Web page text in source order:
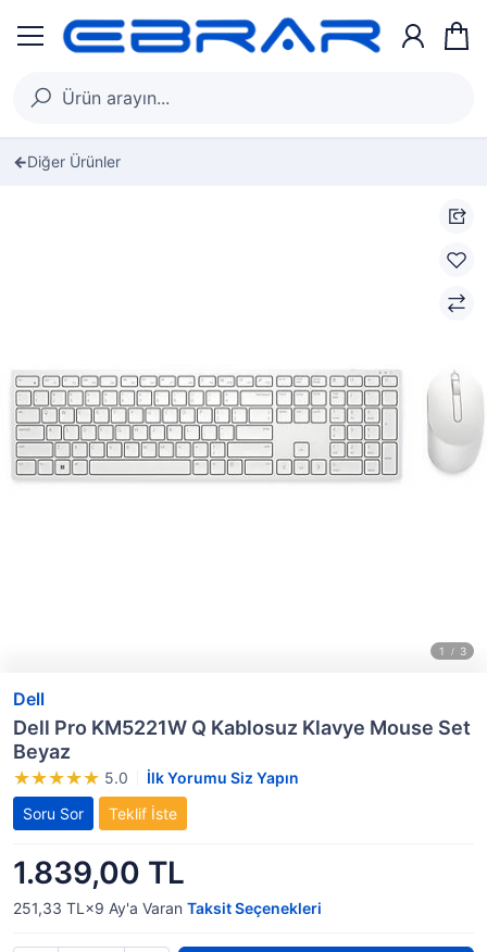
Diğer Ürünler
Dell
Dell Pro KM5221W Q Kablosuz Klavye Mouse Set
Beyaz
5.0
İlk Yorumu Siz Yapın
Soru Sor
Teklif İste
1.839,00 TL
251,33 TL×9 Ay'a Varan Taksit Seçenekleri